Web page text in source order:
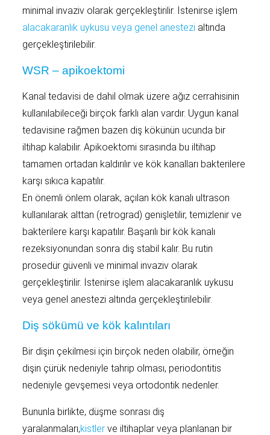
minimal invaziv olarak gerçekleştirilir. İstenirse işlem
alacakaranlık uykusu veya genel anestezi altında
gerçekleştirilebilir.
WSR – apikoektomi
Kanal tedavisi de dahil olmak üzere ağız cerrahisinin
kullanılabileceği birçok farklı alan vardır. Uygun kanal
tedavisine rağmen bazen diş kökünün ucunda bir
iltihap kalabilir. Apikoektomi sırasında bu iltihap
tamamen ortadan kaldırılır ve kök kanalları bakterilere
karşı sıkıca kapatılır.
En önemli önlem olarak, açılan kök kanalı ultrason
kullanılarak alttan (retrograd) genişletilir, temizlenir ve
bakterilere karşı kapatılır. Başarılı bir kök kanalı
rezeksiyonundan sonra diş stabil kalır. Bu rutin
prosedür güvenli ve minimal invaziv olarak
gerçekleştirilir. İstenirse işlem alacakaranlık uykusu
veya genel anestezi altında gerçekleştirilebilir.
Diş sökümü ve kök kalıntıları
Bir dişin çekilmesi için birçok neden olabilir, örneğin
dişin çürük nedeniyle tahrip olması, periodontitis
nedeniyle gevşemesi veya ortodontik nedenler.
Bununla birlikte, düşme sonrası diş
yaralanmaları,kistlerve iltihaplar veya planlanan bir